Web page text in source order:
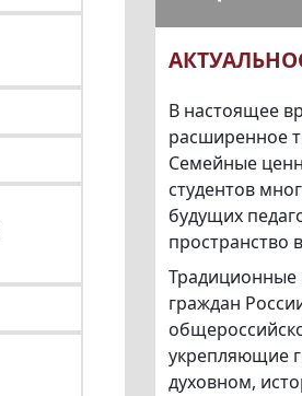
В настоящее
расширенное
Семейные
студентов
будущих
пространство
граждан
укрепляющие
духовном,